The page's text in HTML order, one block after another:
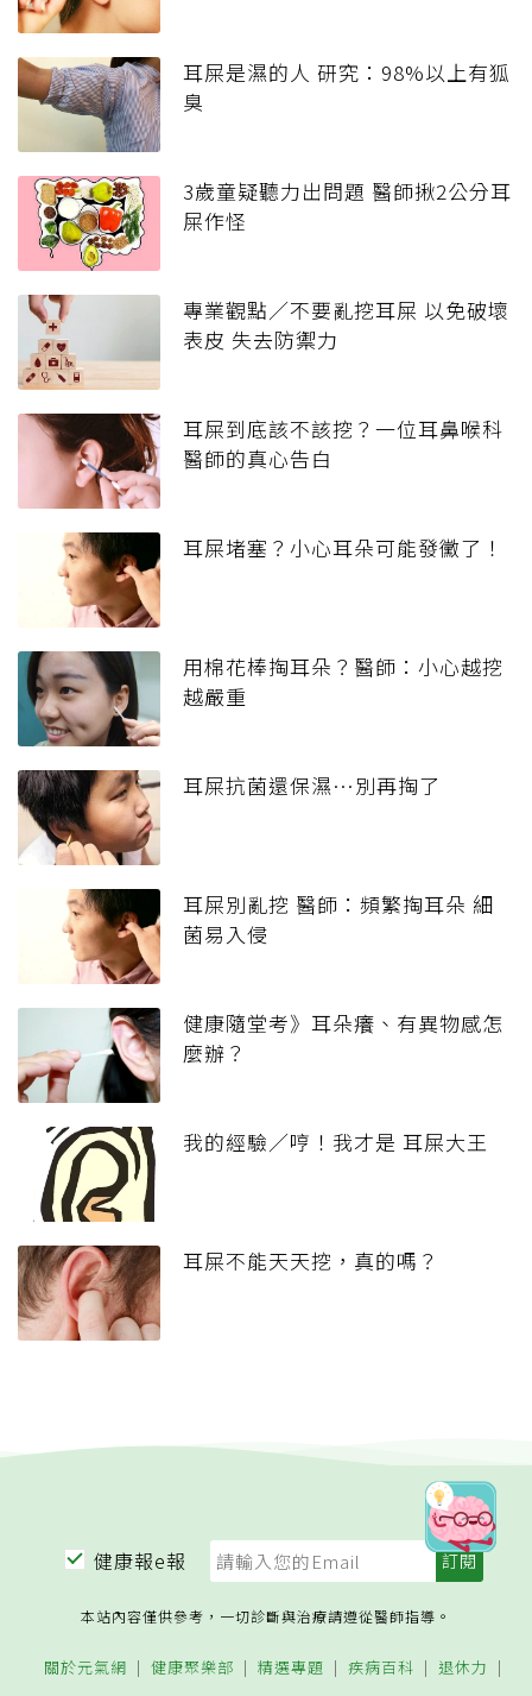
耳屎是濕的人 研究：98%以上有狐
臭
3歲童疑聽力出問題 醫師揪2公分耳
屎作怪
專業觀點／不要亂挖耳屎 以免破壞
表皮 失去防禦力
耳屎到底該不該挖？一位耳鼻喉科
醫師的真心告白
耳屎堵塞？小心耳朵可能發黴了！
用棉花棒掏耳朵？醫師：小心越挖
越嚴重
耳屎抗菌還保濕…別再掏了
耳屎別亂挖 醫師：頻繁掏耳朵 細
菌易入侵
健康隨堂考》耳朵癢、有異物感怎
麼辦？
我的經驗／哼！我才是 耳屎大王
耳屎不能天天挖，真的嗎？
健康報e報
本站內容僅供參考，一切診斷與治療請遵從醫師指導。
關於元氣網 健康聚樂部 精選專題 疾病百科 退休力